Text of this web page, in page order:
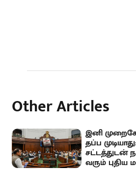
Other Articles
இனி
தப்ப
சட்டத்துடன்
வரும் புதிய